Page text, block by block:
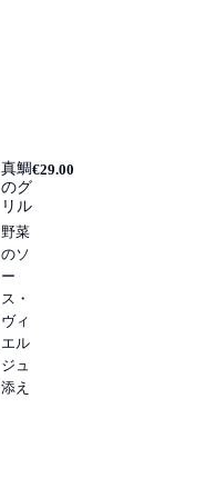
真鯛
のグ
リル
野菜
のソ
ー
ス・
ヴィ
エル
ジュ
添え
€29.00